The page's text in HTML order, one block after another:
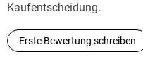
Kaufentscheidung.
Erste Bewertung schreiben